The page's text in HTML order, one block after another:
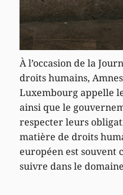
À l’occasion de la
droits humains,
Luxembourg appelle
ainsi que le
respecter leurs
matière de droits
européen est souvent
suivre dans le